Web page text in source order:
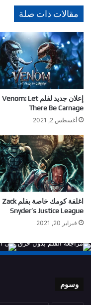
مقالات ذات صلة
إعلان جديد لفلم Venom: Let
There Be Carnage
أغسطس 2, 2021
اغلفة كومك خاصة بفلم Zack
Snyder’s Justice League
فبراير 20, 2021
وسوم